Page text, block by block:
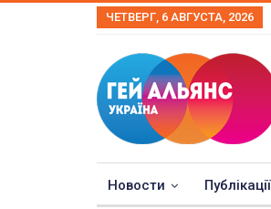
ЧЕТВЕРГ, 6 АВГУСТА, 2026
Новости Публікації